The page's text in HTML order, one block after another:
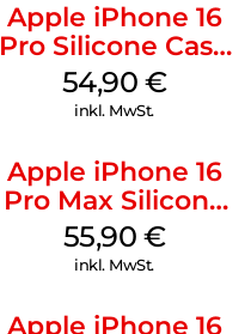
Apple iPhone 16
Pro Silicone Case
MagSafe Black
54,90 €
inkl. MwSt.
Apple iPhone 16
Pro Max Silicone
Case MagSafe
Stone Gray
55,90 €
inkl. MwSt.
Apple iPhone 16